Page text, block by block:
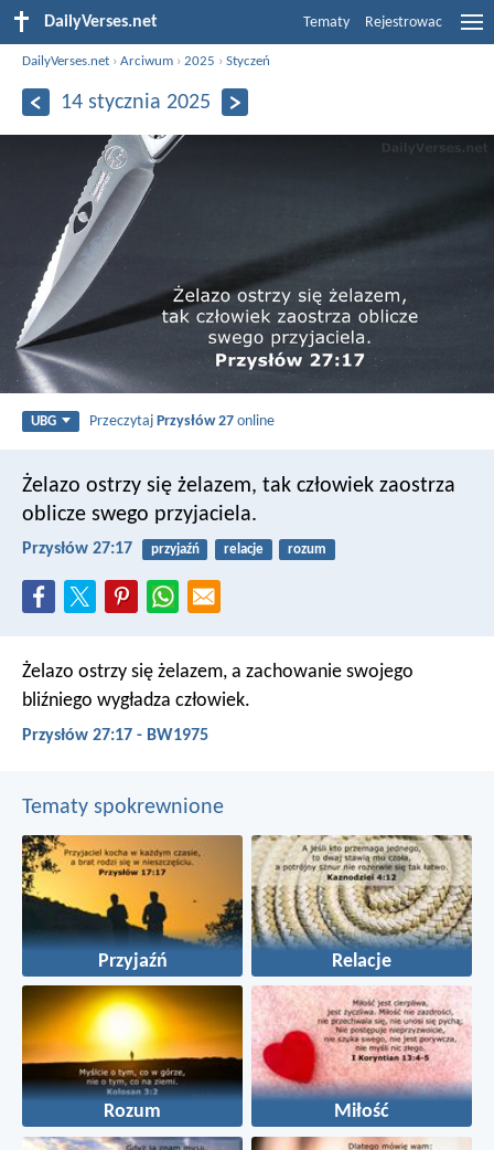
DailyVerses.net Tematy Rejestrowac
DailyVerses.net ›Arciwum ›2025 ›Styczeń
14 stycznia 2025
UBG PrzeczytajPrzysłów 27 online
Żelazo ostrzy się żelazem, tak człowiek zaostrza
oblicze swego przyjaciela.
Przysłów 27:17 przyjaźń relacje rozum
Żelazo ostrzy się żelazem, a zachowanie swojego
bliźniego wygładza człowiek.
Przysłów 27:17 - BW1975
Tematy spokrewnione
Przyjaźń Relacje
Rozum Miłość